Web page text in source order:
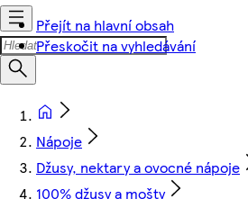
Přejít na hlavní obsah
Přeskočit na vyhledávání
Nápoje
Džusy, nektary a ovocné nápoje
100% džusy a mošty